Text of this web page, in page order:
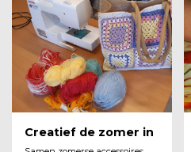
Creatief de zomer in